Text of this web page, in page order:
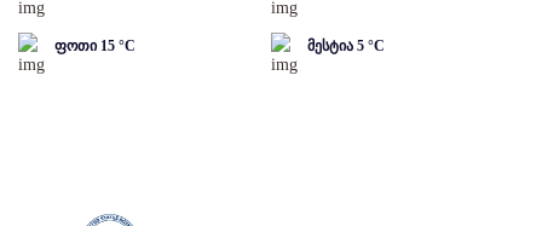
ფოთი 15 °C მესტია 5 °C